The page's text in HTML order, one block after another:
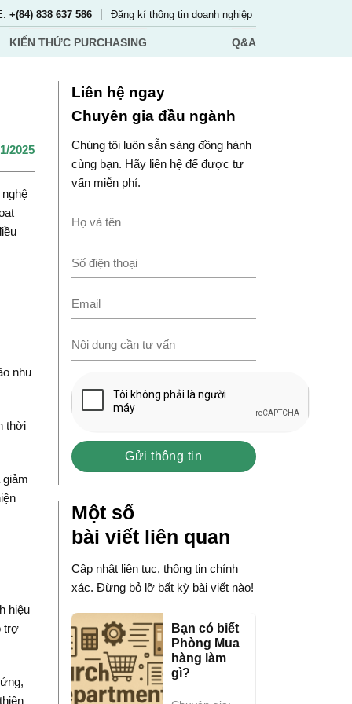
KIẾN THỨC PURCHASING Q&A
+(84) 838 637 586 | Đăng kí thông tin doanh nghiệp
2025
nhu
thời
giảm
hiệu
trợ
Liên hệ ngay
Chuyên gia đầu ngành
Chúng tôi luôn sẵn sàng đồng hành
cùng bạn. Hãy liên hệ để được tư
vấn miễn phí.
Một số
bài viết liên quan
Cập nhật liên tục, thông tin chính
xác. Đừng bỏ lỡ bất kỳ bài viết nào!
Bạn có biết
Phòng Mua
hàng làm
gì?